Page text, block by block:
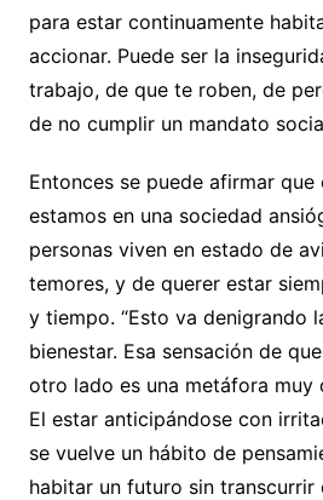
para estar continuamente
accionar. Puede ser la
trabajo, de que te roben, de
de no cumplir un mandato
Entonces se puede afirmar que
estamos en una sociedad
personas viven en estado de
temores, y de querer estar
y tiempo. “Esto va denigrando
bienestar. Esa sensación de
otro lado es una metáfora muy
El estar anticipándose con
se vuelve un hábito de
habitar un futuro sin transcurrir